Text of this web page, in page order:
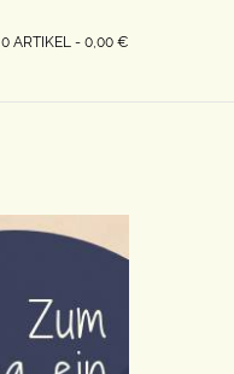
0 ARTIKEL - 0,00 €